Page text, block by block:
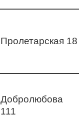
Пролетарская 18
Добролюбова
111